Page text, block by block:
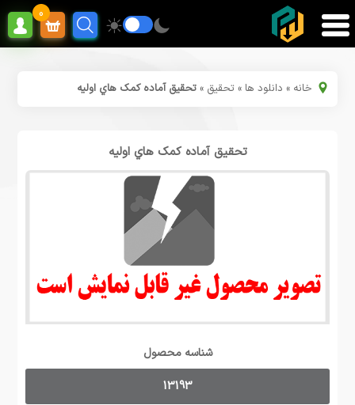
0
خانه » دانلود ها » تحقیق »تحقیق آماده کمک هاي اولیه
تحقیق آماده کمک هاي اولیه
شناسه محصول
13193